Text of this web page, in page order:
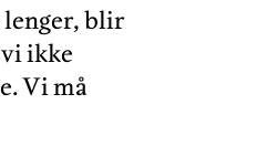
lenger, blir
ikke
Vi må